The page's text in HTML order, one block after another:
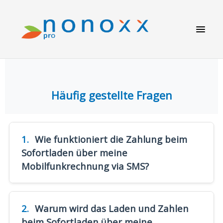
Häufig gestellte Fragen
1. Wie funktioniert die Zahlung beim
Sofortladen über meine
Mobilfunkrechnung via SMS?
Starten Sie einen Ladevorgang durch Senden
einer SMS mit der Nummer des Ladepunktes
(aufgedruckt an der Ladestation). In wenigen
2. Warum wird das Laden und Zahlen